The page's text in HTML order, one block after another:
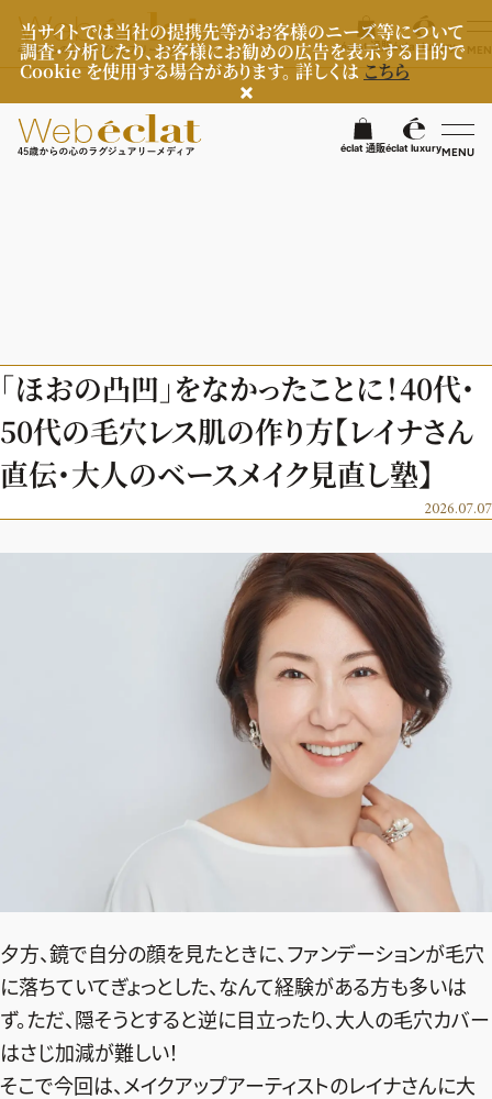
当サイトでは当社の提携先等がお客様のニーズ等について
調査・分析したり、お客様にお勧めの広告を表示する目的で
Cookie を使用する場合があります。 詳しくはこちら
éclat 通販éclat luxuryMENU検
8月の毎日コーデ
50代なに着てる？
ファッション特集
ヘアスタイル・ヘアケア
エイジングケア
メイク
50代ベストコスメ
ヘルスケア
ヘルスケアTOPICS
更年期
ストレッチ・エクササイズ
ライフスタイル
車・家電
エクラ 華組
チームJマダム
チームJマダムメンバー一覧
チームJマダムランキング
イヴルルド遙華の12星座占い
エクラプレミアムNEWS
デジタルカタログ
プレゼント
éclat 通販éclat luxury
「ほおの凸凹」をなかったことに！40代・
50代の毛穴レス肌の作り方【レイナさん
直伝・大人のベースメイク見直し塾】
2026.07.07
夕方、鏡で自分の顔を見たときに、ファンデーションが毛穴
に落ちていてぎょっとした、なんて経験がある方も多いは
ず。ただ、隠そうとすると逆に目立ったり、大人の毛穴カバー
はさじ加減が難しい！
そこで今回は、メイクアップアーティストのレイナさんに大